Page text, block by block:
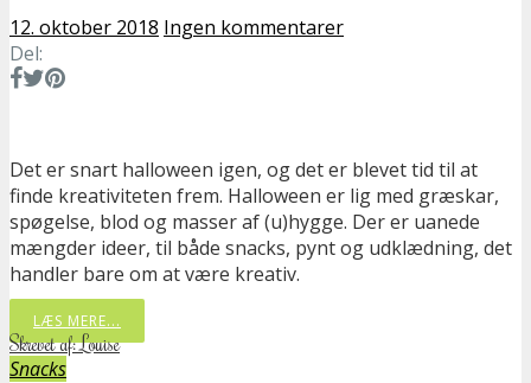
12. oktober 2018 Ingen kommentarer
Del:
Det er snart halloween igen, og det er blevet tid til at
finde kreativiteten frem. Halloween er lig med græskar,
spøgelse, blod og masser af (u)hygge. Der er uanede
mængder ideer, til både snacks, pynt og udklædning, det
handler bare om at være kreativ.
LÆS MERE...
Skrevet af: Louise
Snacks